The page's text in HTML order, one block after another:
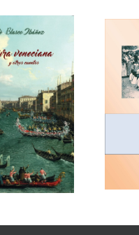
Dionisio Laguía, La
horda (novela en
acción)